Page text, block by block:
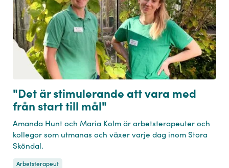
"Det är stimulerande att vara med
från start till mål"
Amanda Hunt och Maria Kolm är arbetsterapeuter och
kollegor som utmanas och växer varje dag inom Stora
Sköndal.
Arbetsterapeut